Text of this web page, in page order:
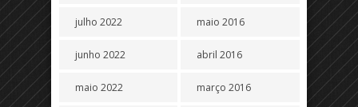
julho 2022
junho 2022
maio 2022
maio 2016
abril 2016
março 2016